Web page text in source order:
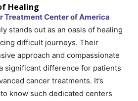
Healing
Treatment Center of America
stands out as an oasis of healing
difficult journeys. Their
approach and compassionate
significant difference for patients
cancer treatments. It’s
know such dedicated centers